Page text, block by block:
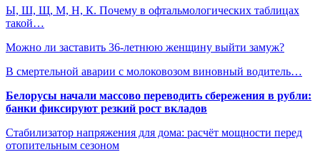
Ы, Ш, Щ, М, Н, К. Почему в офтальмологических таблицах
такой…
Можно ли заставить 36-летнюю женщину выйти замуж?
В смертельной аварии с молоковозом виновный водитель…
Белорусы начали массово переводить сбережения в рубли:
банки фиксируют резкий рост вкладов
Стабилизатор напряжения для дома: расчёт мощности перед
отопительным сезоном